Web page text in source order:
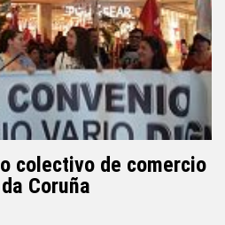
colectivo de comercio
Coruña